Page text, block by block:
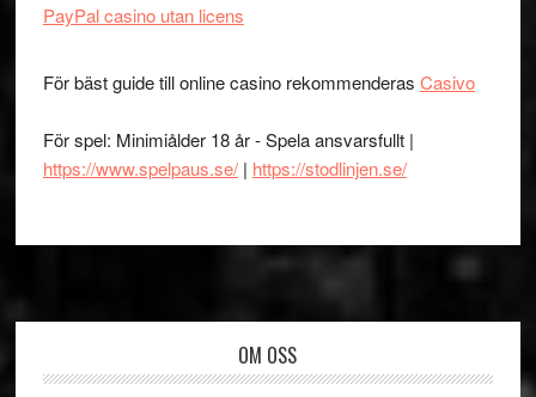
PayPal casino utan licens
För bäst guide till online casino rekommenderas Casivo
För spel: Minimiålder 18 år - Spela ansvarsfullt |
https://www.spelpaus.se/| https://stodlinjen.se/
OM OSS